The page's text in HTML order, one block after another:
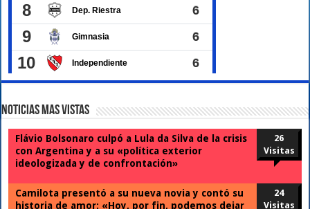
Noticias Mas Vistas
Flávio Bolsonaro culpó a Lula da Silva de la crisis
con Argentina y a su «política exterior
ideologizada y de confrontación»
26
Visitas
Camilota presentó a su nueva novia y contó su
historia de amor: «Hoy, por fin, podemos dejar
24
Visitas